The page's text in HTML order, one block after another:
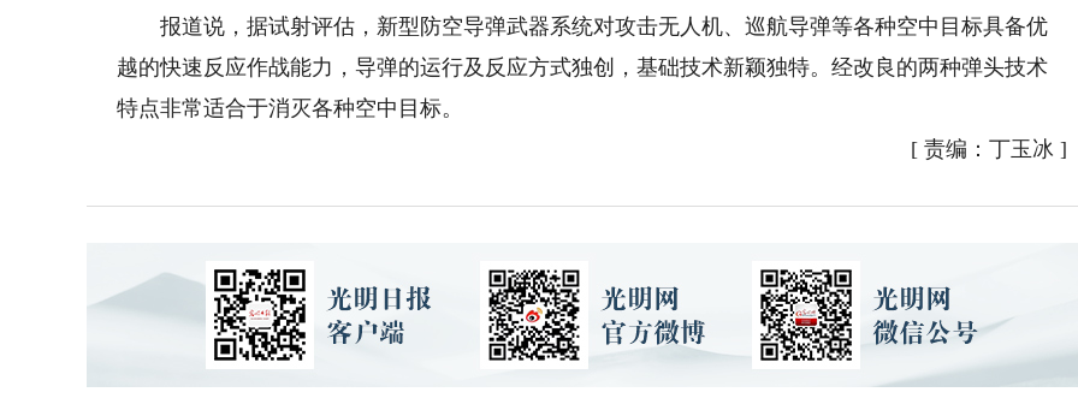
报道说，据试射评估，新型防空导弹武器系统对攻击无人机、巡航导弹等各种空中目标具备优
越的快速反应作战能力，导弹的运行及反应方式独创，基础技术新颖独特。经改良的两种弹头技术
特点非常适合于消灭各种空中目标。
[ 责编：丁玉冰 ]